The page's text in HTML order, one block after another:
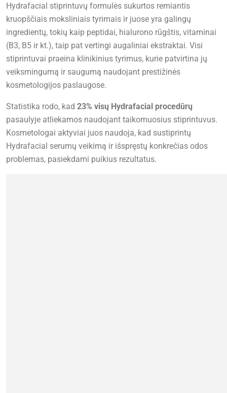
Hydrafacial stiprintuvų formulės sukurtos remiantis
kruopščiais moksliniais tyrimais ir juose yra galingų
ingredientų, tokių kaip peptidai, hialurono rūgštis, vitaminai
(B3, B5 ir kt.), taip pat vertingi augaliniai ekstraktai. Visi
stiprintuvai praeina klinikinius tyrimus, kurie patvirtina jų
veiksmingumą ir saugumą naudojant prestižinės
kosmetologijos paslaugose.
Statistika rodo, kad 23% visų Hydrafacial procedūrų
pasaulyje atliekamos naudojant taikomuosius stiprintuvus.
Kosmetologai aktyviai juos naudoja, kad sustiprintų
Hydrafacial serumų veikimą ir išspręstų konkrečias odos
problemas, pasiekdami puikius rezultatus.